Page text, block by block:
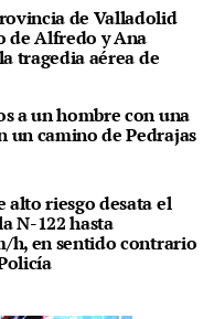
de Valladolid
de Alfredo y Ana
tragedia aérea de
a un hombre con una
un camino de Pedrajas
alto riesgo desata el
N-122 hasta
h, en sentido contrario